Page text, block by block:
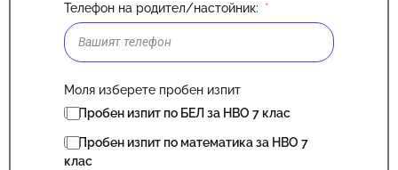
Телефон на родител/настойник:
Моля изберете пробен изпит
Пробен изпит по БЕЛ за НВО 7 клас
Пробен изпит по математика за НВО 7
клас